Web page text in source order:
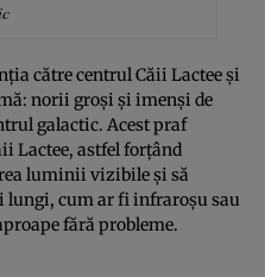
către centrul Căii Lactee și
norii groși și imenși de
galactic. Acest praf
Lactee, astfel forțând
luminii vizibile și să
lungi, cum ar fi infraroșu sau
fără probleme.